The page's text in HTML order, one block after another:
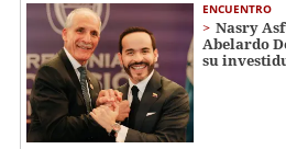
ENCUENTRO
Nasry
Abelardo
su